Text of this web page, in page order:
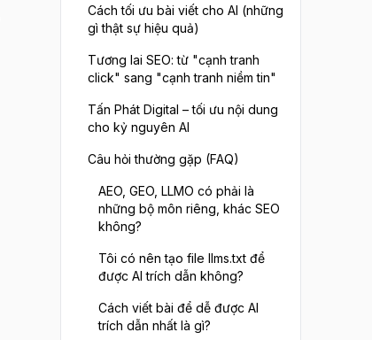
Cách tối ưu bài viết cho AI (những
gì thật sự hiệu quả)
Tương lai SEO: từ "cạnh tranh
click" sang "cạnh tranh niềm tin"
Tấn Phát Digital – tối ưu nội dung
cho kỷ nguyên AI
Câu hỏi thường gặp (FAQ)
AEO, GEO, LLMO có phải là
những bộ môn riêng, khác SEO
không?
Tôi có nên tạo file llms.txt để
được AI trích dẫn không?
Cách viết bài để dễ được AI
trích dẫn nhất là gì?